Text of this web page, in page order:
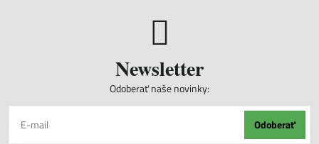
Newsletter
Odoberať naše novinky:
Odoberať